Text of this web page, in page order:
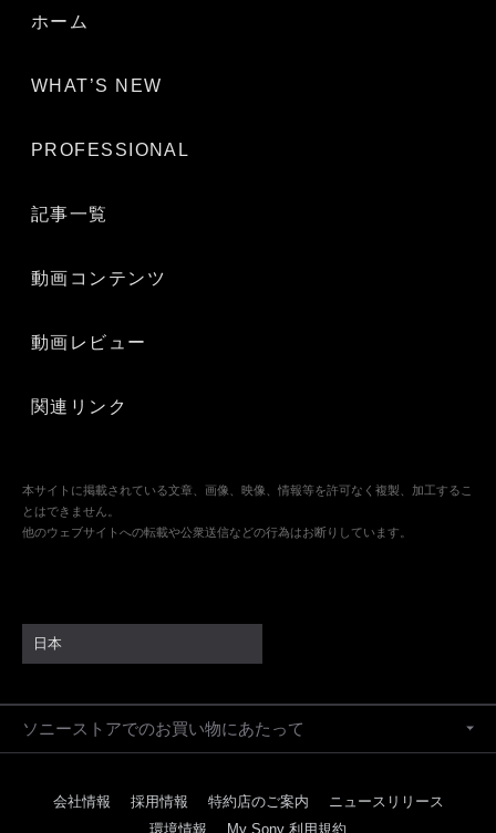
ホーム
WHAT’S NEW
PROFESSIONAL
記事一覧
動画コンテンツ
動画レビュー
関連リンク
本サイトに掲載されている文章、画像、映像、情報等を許可なく複製、加工するこ
とはできません。
他のウェブサイトへの転載や公衆送信などの行為はお断りしています。
日本
ソニーストアでのお買い物にあたって
会社情報 採用情報 特約店のご案内
ニュースリリース
環境情報
My Sony 利用規約